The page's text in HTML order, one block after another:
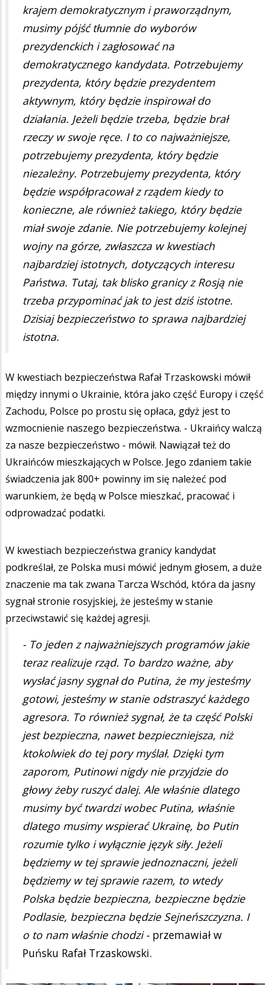
krajem demokratycznym i praworządnym,
musimy pójść tłumnie do wyborów
prezydenckich i zagłosować na
demokratycznego kandydata. Potrzebujemy
prezydenta, który będzie prezydentem
aktywnym, który będzie inspirował do
działania. Jeżeli będzie trzeba, będzie brał
rzeczy w swoje ręce. I to co najważniejsze,
potrzebujemy prezydenta, który będzie
niezależny. Potrzebujemy prezydenta, który
będzie współpracował z rządem kiedy to
konieczne, ale również takiego, który będzie
miał swoje zdanie. Nie potrzebujemy kolejnej
wojny na górze, zwłaszcza w kwestiach
najbardziej istotnych, dotyczących interesu
Państwa. Tutaj, tak blisko granicy z Rosją nie
trzeba przypominać jak to jest dziś istotne.
Dzisiaj bezpieczeństwo to sprawa najbardziej
istotna.
W kwestiach bezpieczeństwa Rafał Trzaskowski mówił
między innymi o Ukrainie, która jako część Europy i część
Zachodu, Polsce po prostu się opłaca, gdyż jest to
wzmocnienie naszego bezpieczeństwa. - Ukraińcy walczą
za nasze bezpieczeństwo - mówił. Nawiązał też do
Ukraińców mieszkających w Polsce. Jego zdaniem takie
świadczenia jak 800+ powinny im się należeć pod
warunkiem, że będą w Polsce mieszkać, pracować i
odprowadzać podatki.
W kwestiach bezpieczeństwa granicy kandydat
podkreślał, ze Polska musi mówić jednym głosem, a duże
znaczenie ma tak zwana Tarcza Wschód, która da jasny
sygnał stronie rosyjskiej, że jesteśmy w stanie
przeciwstawić się każdej agresji.
- To jeden z najważniejszych programów jakie
teraz realizuje rząd. To bardzo ważne, aby
wysłać jasny sygnał do Putina, że my jesteśmy
gotowi, jesteśmy w stanie odstraszyć każdego
agresora. To również sygnał, że ta część Polski
jest bezpieczna, nawet bezpieczniejsza, niż
ktokolwiek do tej pory myślał. Dzięki tym
zaporom, Putinowi nigdy nie przyjdzie do
głowy żeby ruszyć dalej. Ale właśnie dlatego
musimy być twardzi wobec Putina, właśnie
dlatego musimy wspierać Ukrainę, bo Putin
rozumie tylko i wyłącznie język siły. Jeżeli
będziemy w tej sprawie jednoznaczni, jeżeli
będziemy w tej sprawie razem, to wtedy
Polska będzie bezpieczna, bezpieczne będzie
Podlasie, bezpieczna będzie Sejneńszczyzna. I
o to nam właśnie chodzi - przemawiał w
Puńsku Rafał Trzaskowski.